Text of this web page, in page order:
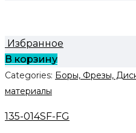
Избранное
В корзину
Categories: Боры, Фрезы,
материалы
135-014SF-FG